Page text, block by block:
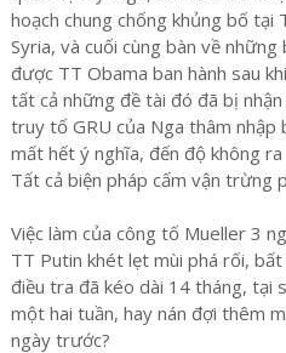
hoạch chung chống khủng bố
Syria, và cuối cùng bàn về
được TT Obama ban hành sau
tất cả những đề tài đó đã bị
truy tố GRU của Nga thâm nhập
mất hết ý nghĩa, đến độ không
Tất cả biện pháp cấm vận trừng
Việc làm của công tố Mueller 3
TT Putin khét lẹt mùi phá rối, bất
điều tra đã kéo dài 14 tháng, tại
một hai tuần, hay nán đợi thêm
ngày trước?